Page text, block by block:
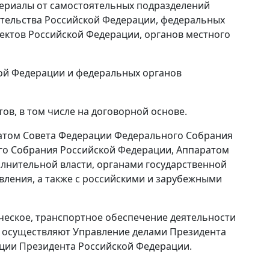
от самостоятельных подразделений
Российской Федерации, федеральных
Российской Федерации, органов местного
Федерации и федеральных органов
в том числе на договорной основе.
Совета Федерации Федерального Собрания
Собрания Российской Федерации, Аппаратом
власти, органами государственной
а также с российскими и зарубежными
транспортное обеспечение деятельности
Управление делами Президента
Президента Российской Федерации.